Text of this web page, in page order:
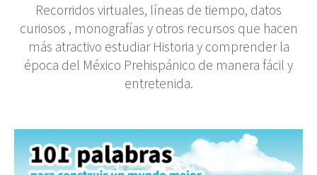
Recorridos virtuales, líneas de tiempo, datos
curiosos , monografías y otros recursos que hacen
más atractivo estudiar Historia y comprender la
época del México Prehispánico de manera fácil y
entretenida.